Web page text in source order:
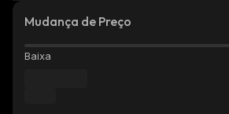
Mudança de Preço
Baixa